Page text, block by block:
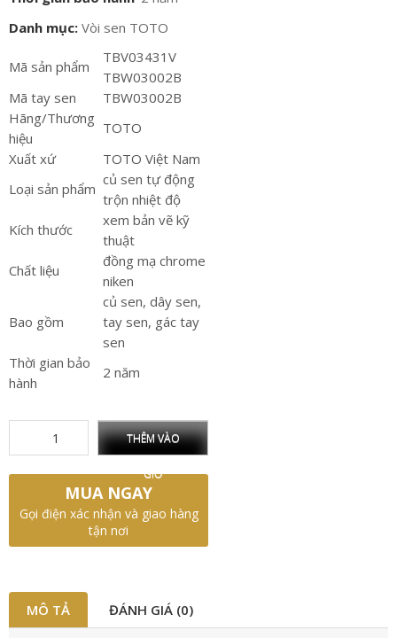
Danh mục: Vòi sen TOTO
Mã sản phẩm
TBV03431V
TBW03002B
Mã tay sen
TBW03002B
Hãng/Thương
hiệu
TOTO
Xuất xứ
TOTO Việt Nam
Loại sản phẩm
củ sen tự động
trộn nhiệt độ
Kích thước
xem bản vẽ kỹ
thuật
Chất liệu
đồng mạ chrome
niken
Bao gồm
củ sen, dây sen,
tay sen, gác tay
sen
Thời gian bảo
hành
2 năm
THÊM VÀO
GIỎ
MUA NGAY
Gọi điện xác nhận và giao hàng
tận nơi
MÔ TẢ ĐÁNH GIÁ (0)